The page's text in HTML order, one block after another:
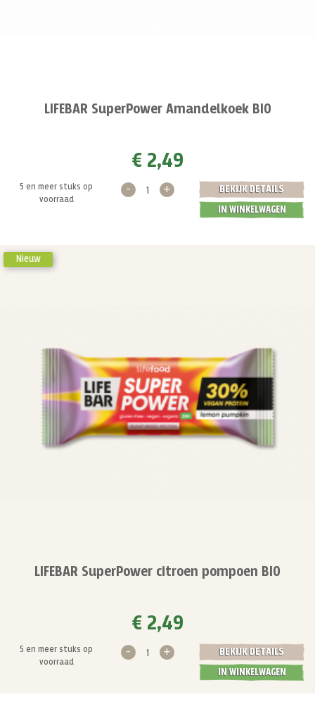
LIFEBAR SuperPower Amandelkoek BIO
€ 2,49
5 en meer stuks op
voorraad
BEKIJK DETAILS
- +
IN WINKELWAGEN
Nieuw
LIFEBAR SuperPower citroen pompoen BIO
€ 2,49
5 en meer stuks op
voorraad
BEKIJK DETAILS
- +
IN WINKELWAGEN